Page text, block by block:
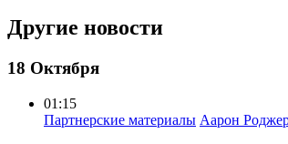
Другие новости
18 Октября
01:15
Партнерские материалы Аарон